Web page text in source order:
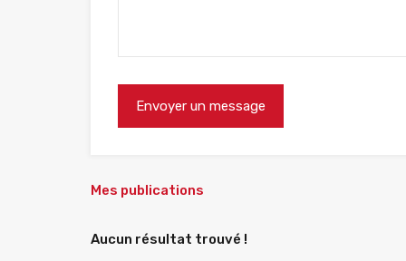
Mes publications
Aucun résultat trouvé !